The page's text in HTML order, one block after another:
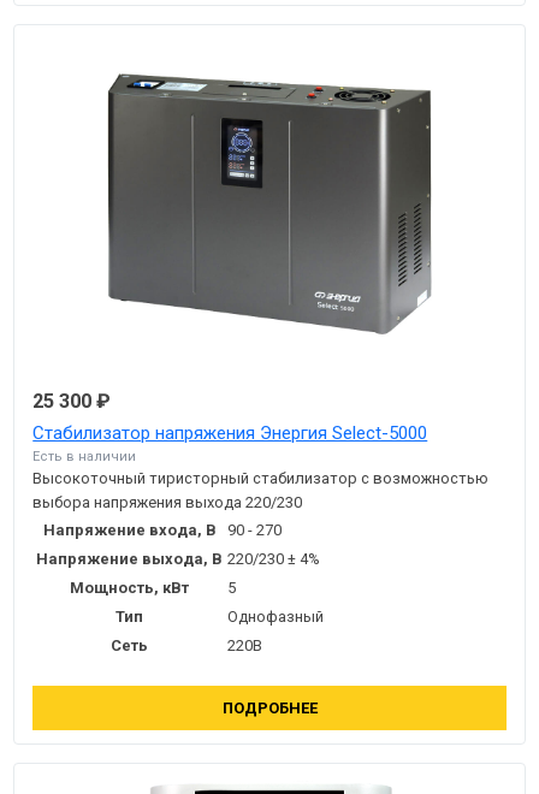
25 300 ₽
Стабилизатор напряжения Энергия Select-5000
Есть в наличии
Высокоточный тиристорный стабилизатор с возможностью
выбора напряжения выхода 220/230
Напряжение входа, В
90 - 270
Напряжение выхода, В 220/230 ± 4%
Мощность, кВт
5
Тип
Однофазный
Сеть
220В
ПОДРОБНЕЕ